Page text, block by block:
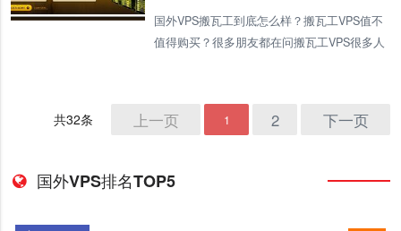
国外VPS搬瓦工到底怎么样？搬瓦工VPS值不
值得购买？很多朋友都在问搬瓦工VPS很多人
HostwindsVPS。
上一页 1 2 下一页
共32条
国外VPS排名TOP5